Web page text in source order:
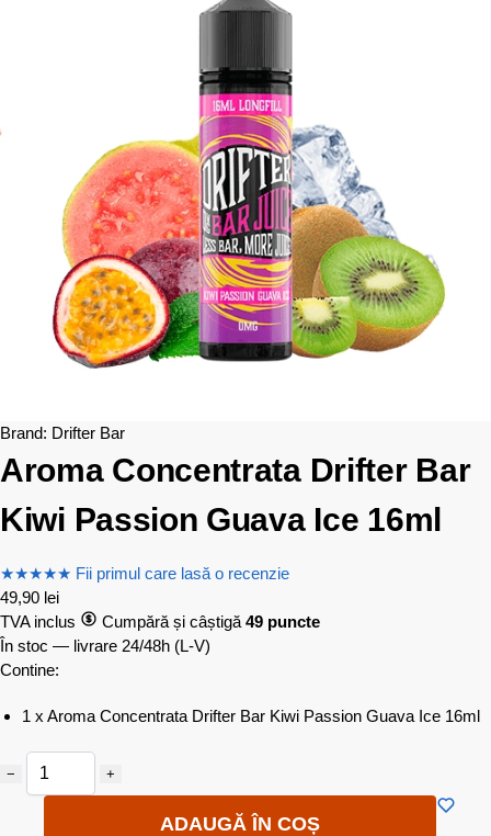
Brand: Drifter Bar
Aroma Concentrata Drifter Bar
Kiwi Passion Guava Ice 16ml
★★★★★ Fii primul care lasă o recenzie
49,90 lei
TVA inclus
Cumpără și câștigă 49 puncte
În stoc — livrare 24/48h (L-V)
Contine:
1 x Aroma Concentrata Drifter Bar Kiwi Passion Guava Ice 16ml
− +
ADAUGĂ ÎN COȘ